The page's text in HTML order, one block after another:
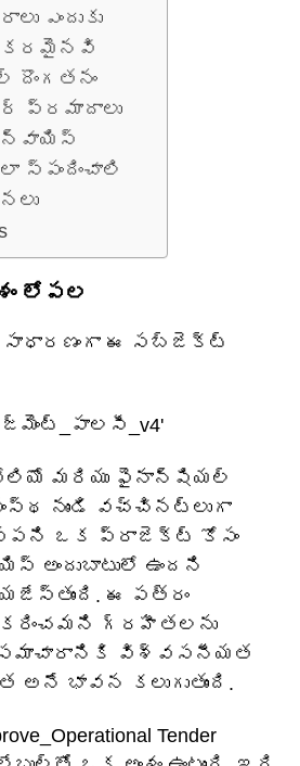
ఎందుకు
ప్రమాదాలు
స్పందించాలి
లోపల
సాధారణంగా ఈ సబ్జెక్ట్
మరియు ఫైనాన్షియల్
నుండి వచ్చినట్లుగా
ఒక ప్రాజెక్ట్ కోసం
అందుబాటులో ఉందని
ఈ పత్రం
గ్రహీతలను
సమాచారానికి విశ్వసనీయత
భావన కలుగుతుంది.
Tender